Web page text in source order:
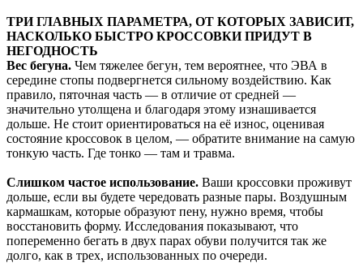
ТРИ ГЛАВНЫХ ПАРАМЕТРА, ОТ КОТОРЫХ ЗАВИСИТ,
НАСКОЛЬКО БЫСТРО КРОССОВКИ ПРИДУТ В
НЕГОДНОСТЬ
Вес бегуна. Чем тяжелее бегун, тем вероятнее, что ЭВА в
середине стопы подвергнется сильному воздействию. Как
правило, пяточная часть — в отличие от средней —
значительно утолщена и благодаря этому изнашивается
дольше. Не стоит ориентироваться на её износ, оценивая
состояние кроссовок в целом, — обратите внимание на самую
тонкую часть. Где тонко — там и травма.
Слишком частое использование. Ваши кроссовки проживут
дольше, если вы будете чередовать разные пары. Воздушным
кармашкам, которые образуют пену, нужно время, чтобы
восстановить форму. Исследования показывают, что
попеременно бегать в двух парах обуви получится так же
долго, как в трех, использованных по очереди.